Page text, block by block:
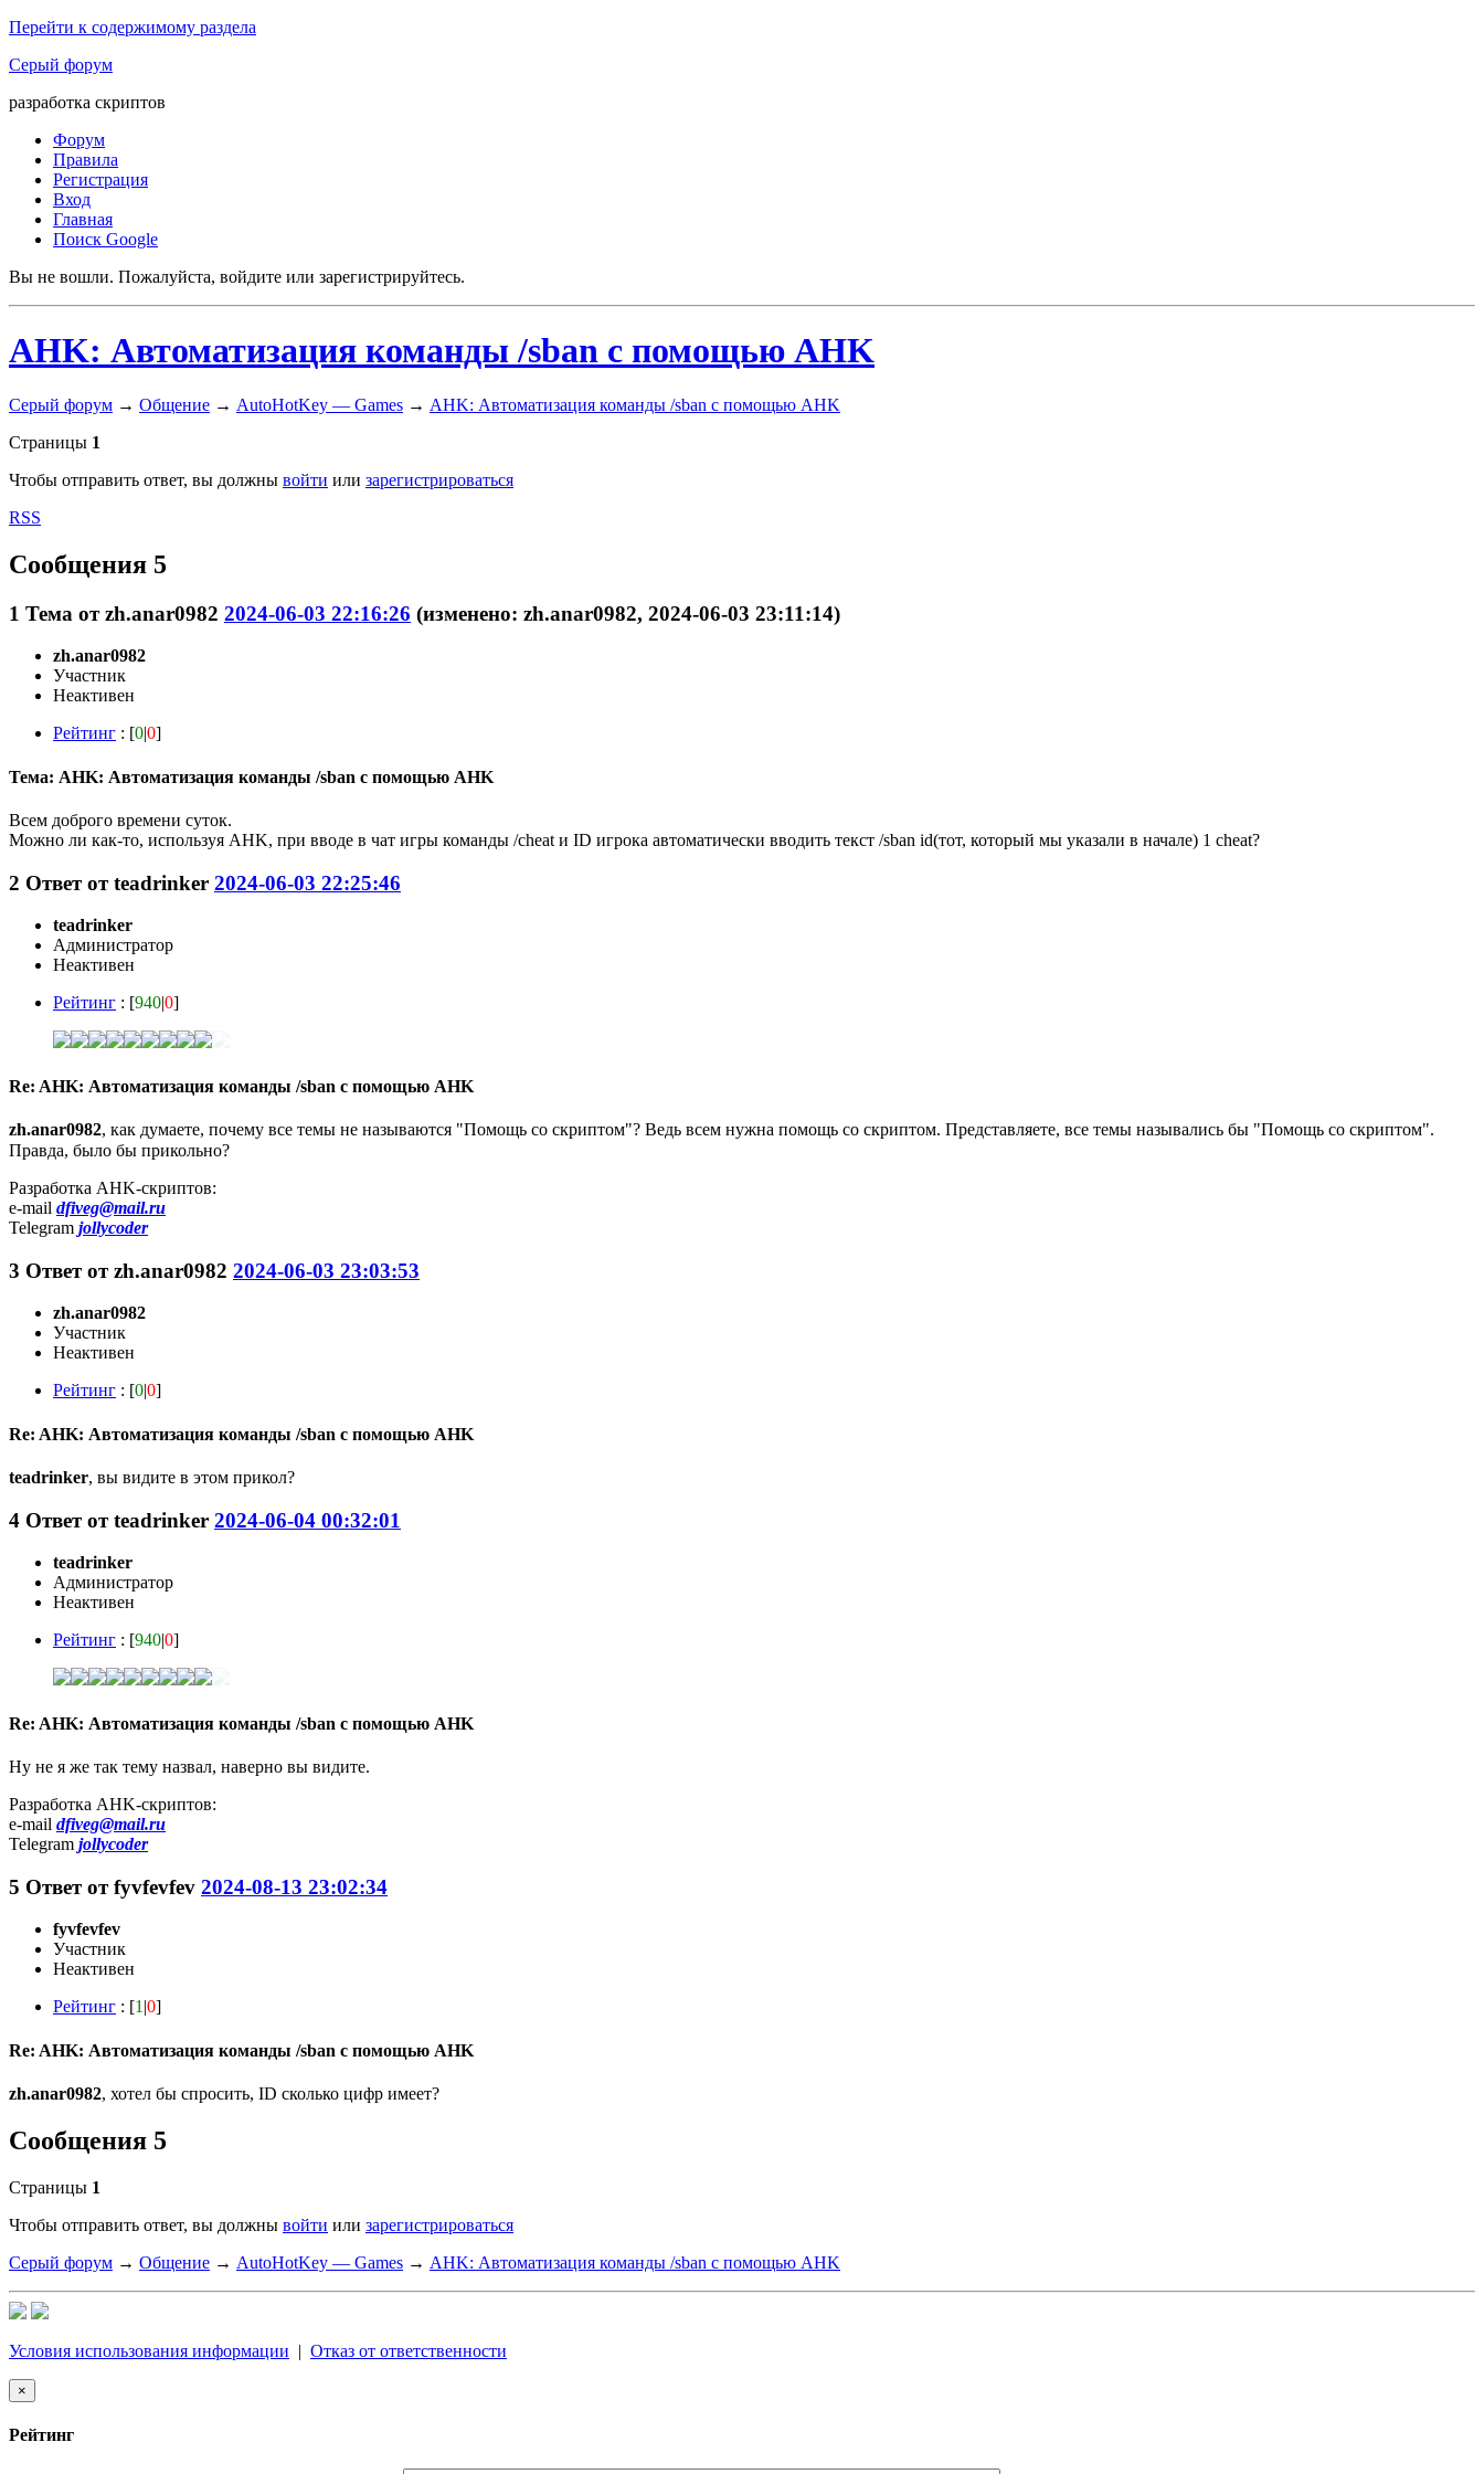
Перейти к содержимому раздела
Серый форум
разработка скриптов
Форум
Правила
Регистрация
Вход
Главная
Поиск Google
Вы не вошли. Пожалуйста, войдите или зарегистрируйтесь.
AHK: Автоматизация команды /sban с помощью AHK
Серый форум → Общение → AutoHotKey — Games → AHK: Автоматизация команды /sban с помощью AHK
Страницы 1
Чтобы отправить ответ, вы должны войти или зарегистрироваться
RSS
Сообщения 5
1 Тема отzh.anar0982 2024-06-03 22:16:26 (изменено: zh.anar0982, 2024-06-03 23:11:14)
zh.anar0982
Участник
Неактивен
Рейтинг : [0|0]
Тема: AHK: Автоматизация команды /sban с помощью AHK
Всем доброго времени суток.
Можно ли как-то, используя AHK, при вводе в чат игры команды /cheat и ID игрока автоматически вводить текст /sban id(тот, который мы указали в начале) 1 cheat?
2 Ответ отteadrinker 2024-06-03 22:25:46
teadrinker
Администратор
Неактивен
Рейтинг : [940|0]
Re: AHK: Автоматизация команды /sban с помощью AHK
zh.anar0982, как думаете, почему все темы не называются "Помощь со скриптом"? Ведь всем нужна помощь со скриптом. Представляете, все темы назывались бы "Помощь со скриптом".
Правда, было бы прикольно?
Разработка AHK-скриптов:
e-mail dfiveg@mail.ru
Telegram jollycoder
3 Ответ отzh.anar0982 2024-06-03 23:03:53
zh.anar0982
Участник
Неактивен
Рейтинг : [0|0]
Re: AHK: Автоматизация команды /sban с помощью AHK
teadrinker, вы видите в этом прикол?
4 Ответ отteadrinker 2024-06-04 00:32:01
teadrinker
Администратор
Неактивен
Рейтинг : [940|0]
Re: AHK: Автоматизация команды /sban с помощью AHK
Ну не я же так тему назвал, наверно вы видите.
Разработка AHK-скриптов:
e-mail dfiveg@mail.ru
Telegram jollycoder
5 Ответ отfyvfevfev 2024-08-13 23:02:34
fyvfevfev
Участник
Неактивен
Рейтинг : [1 |0]
Re: AHK: Автоматизация команды /sban с помощью AHK
zh.anar0982, хотел бы спросить, ID сколько цифр имеет?
Сообщения 5
Страницы 1
Чтобы отправить ответ, вы должны войти или зарегистрироваться
Серый форум → Общение → AutoHotKey — Games → AHK: Автоматизация команды /sban с помощью AHK
Условия использования информации | Отказ от ответственности
×
Рейтинг